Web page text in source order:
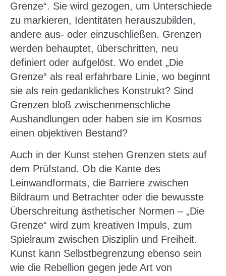
Grenze“. Sie wird gezogen, um Unterschiede
zu markieren, Identitäten herauszubilden,
andere aus- oder einzuschließen. Grenzen
werden behauptet, überschritten, neu
definiert oder aufgelöst. Wo endet „Die
Grenze“ als real erfahrbare Linie, wo beginnt
sie als rein gedankliches Konstrukt? Sind
Grenzen bloß zwischenmenschliche
Aushandlungen oder haben sie im Kosmos
einen objektiven Bestand?
Auch in der Kunst stehen Grenzen stets auf
dem Prüfstand. Ob die Kante des
Leinwandformats, die Barriere zwischen
Bildraum und Betrachter oder die bewusste
Überschreitung ästhetischer Normen – „Die
Grenze“ wird zum kreativen Impuls, zum
Spielraum zwischen Disziplin und Freiheit.
Kunst kann Selbstbegrenzung ebenso sein
wie die Rebellion gegen jede Art von